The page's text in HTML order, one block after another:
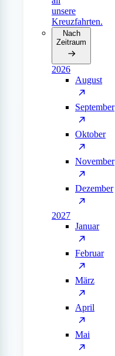
unsere
Kreuzfahrten.
Nach
Zeitraum
2026
August
September
Oktober
November
Dezember
2027
Januar
Februar
März
April
Mai